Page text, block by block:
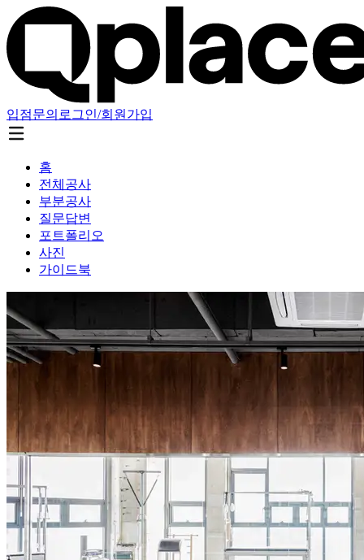
입점문의 로그인/회원가입
홈
전체공사
부분공사
질문답변
포트폴리오
사진
가이드북